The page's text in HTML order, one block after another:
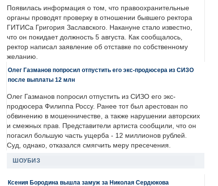
Появилась информация о том, что правоохранительные
органы проводят проверку в отношении бывшего ректора
ГИТИСа Григория Заславского. Накануне стало известно,
что он покидает должность 5 августа. Как сообщалось,
ректор написал заявление об отставке по собственному
желанию.
Олег Газманов попросил отпустить его экс-продюсера из СИЗО
после выплаты 12 млн
Олег Газманов попросил отпустить из СИЗО его экс-
продюсера Филиппа Россу. Ранее тот был арестован по
обвинению в мошенничестве, а также нарушении авторских
и смежных прав. Представители артиста сообщили, что он
погасил большую часть ущерба - 12 миллионов рублей.
Суд, однако, отказался смягчить меру пресечения.
ШОУБИЗ
Ксения Бородина вышла замуж за Николая Сердюкова